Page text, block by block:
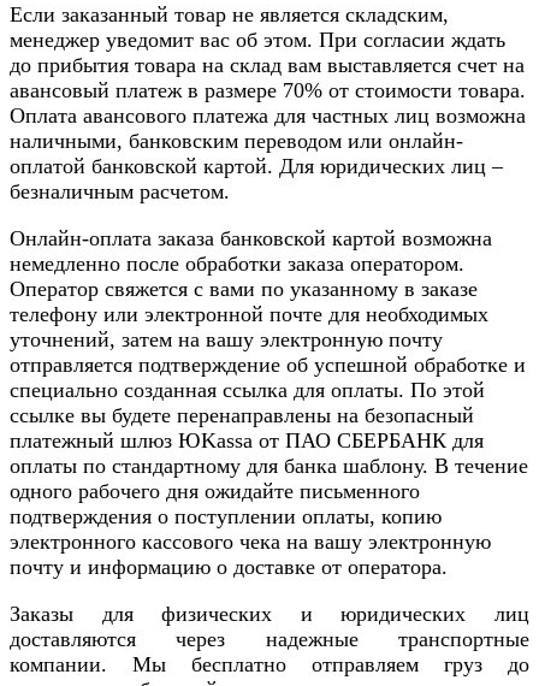
Если заказанный товар не является складским,
менеджер уведомит вас об этом. При согласии ждать
до прибытия товара на склад вам выставляется счет на
авансовый платеж в размере 70% от стоимости товара.
Оплата авансового платежа для частных лиц возможна
наличными, банковским переводом или онлайн-
оплатой банковской картой. Для юридических лиц –
безналичным расчетом.
Онлайн-оплата заказа банковской картой возможна
немедленно после обработки заказа оператором.
Оператор свяжется с вами по указанному в заказе
телефону или электронной почте для необходимых
уточнений, затем на вашу электронную почту
отправляется подтверждение об успешной обработке и
специально созданная ссылка для оплаты. По этой
ссылке вы будете перенаправлены на безопасный
платежный шлюз ЮKassa от ПАО СБЕРБАНК для
оплаты по стандартному для банка шаблону. В течение
одного рабочего дня ожидайте письменного
подтверждения о поступлении оплаты, копию
электронного кассового чека на вашу электронную
почту и информацию о доставке от оператора.
Заказы для физических и юридических лиц
доставляются через надежные транспортные
компании. Мы бесплатно отправляем груз до